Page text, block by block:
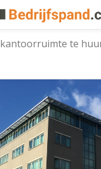
kantoorruimte te